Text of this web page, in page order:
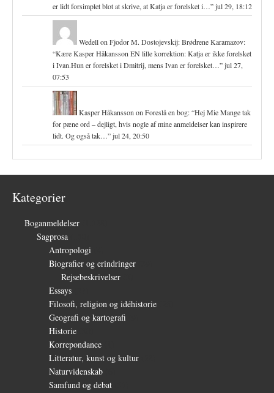
er lidt forsimplet blot at skrive, at Katja er forelsket i…”jul 29, 18:12
Wedellon Fjodor M. Dostojevskij: Brødrene Karamazov:
“Kære Kasper Håkansson EN lille korrektion: Katja er ikke forelsket
i Ivan.Hun er forelsket i Dmitrij, mens Ivan er forelsket…”jul 27,
07:53
Kasper Håkansson on Foreslå en bog: “Hej Mie Mange tak
for pæne ord – dejligt, hvis nogle af mine anmeldelser kan inspirere
lidt. Og også tak…”jul 24, 20:50
Kategorier
Boganmeldelser
Sagprosa
Antropologi
Biografier og erindringer
Rejsebeskrivelser
Essays
Filosofi, religion og idéhistorie
Geografi og kartografi
Historie
Korrepondance
Litteratur, kunst og kultur
Naturvidenskab
Samfund og debat